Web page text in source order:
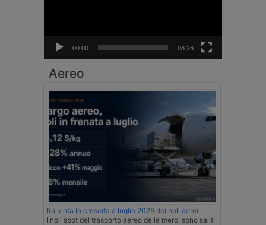
00:00 08:26
Aereo
Rallenta la crescita a luglio 2026 dei noli aerei
I noli spot del trasporto aereo delle merci sono saliti